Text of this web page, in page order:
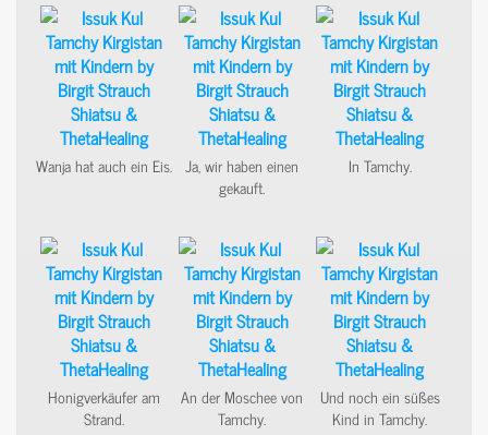
Wanja hat auch ein Eis. Ja, wir haben einen
gekauft.
In Tamchy.
Honigverkäufer am
Strand.
An der Moschee von
Tamchy.
Und noch ein süßes
Kind in Tamchy.